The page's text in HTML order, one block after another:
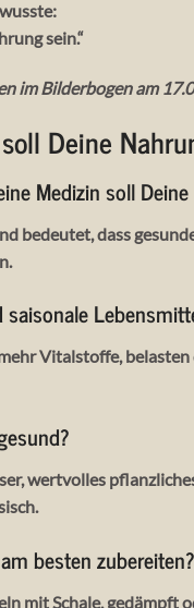
sein.“
im Bilderbogen am
Deine
Medizin soll
bedeutet, dass
Vitalstoffe,
wertvolles
besten zubereiten?
mit Schale, gedämpft